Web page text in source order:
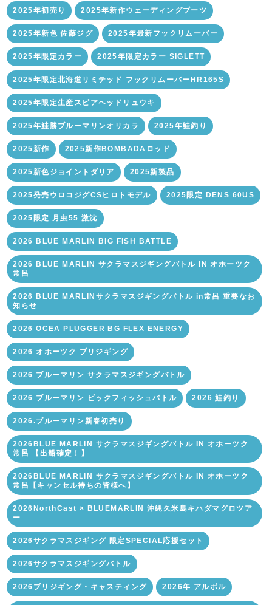
2025年初売り 2025年新作ウェーディングブーツ
2025年新色 佐藤ジグ 2025年最新フックリムーバー
2025年限定カラー 2025年限定カラー SIGLETT
2025年限定北海道リミテッド フックリムーバーHR165S
2025年限定生産スピアヘッドリュウキ
2025年鮭勝ブルーマリンオリカラ 2025年鮭釣り
2025新作 2025新作BOMBADAロッド
2025新色ジョイントダリア 2025新製品
2025発売ウロコジグCSヒロトモデル 2025限定 DENS 60US
2025限定 月虫55 激沈
2026 BLUE MARLIN BIG FISH BATTLE
2026 BLUE MARLIN サクラマスジギングバトル IN オホーツク
常呂
2026 BLUE MARLINサクラマスジギングバトル in常呂 重要なお
知らせ
2026 OCEA PLUGGER BG FLEX ENERGY
2026 オホーツク ブリジギング
2026 ブルーマリン サクラマスジギングバトル
2026 ブルーマリン ビックフィッシュバトル 2026 鮭釣り
2026.ブルーマリン新春初売り
2026BLUE MARLIN サクラマスジギングバトル IN オホーツク
常呂 【出船確定！】
2026BLUE MARLIN サクラマスジギングバトル IN オホーツク
常呂【キャンセル待ちの皆様へ】
2026NorthCast × BLUEMARLIN 沖縄久米島キハダマグロツア
ー
2026サクラマスジギング 限定SPECIAL応援セット
2026サクラマスジギングバトル
2026ブリジギング・キャスティング 2026年 アルボル